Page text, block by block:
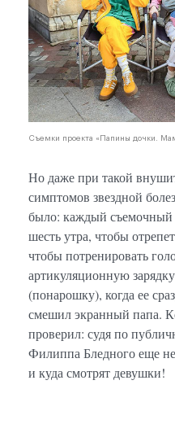
Съемки проекта «Папины дочки.
Но даже при такой
симптомов звездной
было: каждый съемочный
шесть утра, чтобы
чтобы потренировать
артикуляционную
(понарошку), когда ее
смешил экранный папа.
проверил: судя по
Филиппа Бледного еще
и куда смотрят девушки!